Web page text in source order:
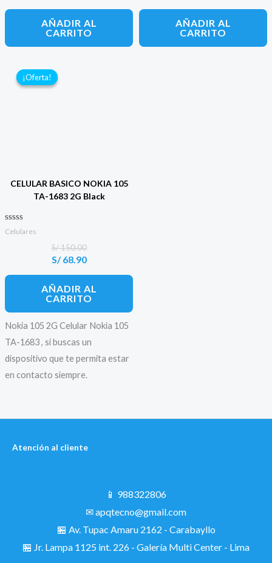
original
era:
S/ 100.00.
actual
es:
S/ 64.00.
AÑADIR AL
CARRITO
original
era:
S/ 150.00.
actual
es:
S/ 67.90.
AÑADIR AL
CARRITO
¡Oferta!
¡Oferta!
CELULAR BASICO NOKIA 105
TA-1683 2G Black
Valorado con
Celulares
S/150.00
El
original
era:
S/ 150.00.
S/68.90
El
actual
es:
S/ 68.90.
AÑADIR AL
CARRITO
Nokia 105 2G Celular Nokia 105
TA-1683 , si buscas un
dispositivo que te permita estar
en contacto siempre.
Atención al cliente
📱 988322806
✉ apqtecno@gmail.com
🏪 Av. Tupac Amaru 2162 - Carabayllo
🏪 Jr. Lampa 1125 int. 226 - Galería Multi Center - Lima